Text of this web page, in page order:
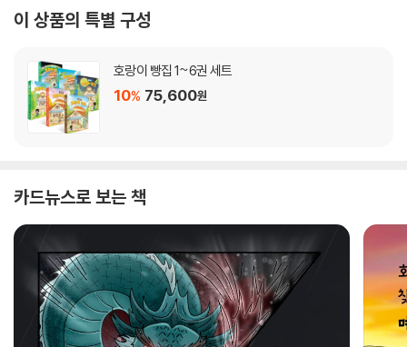
이 상품의 특별 구성
호랑이 빵집 1~6권 세트
10% 75,600원
카드뉴스로 보는 책